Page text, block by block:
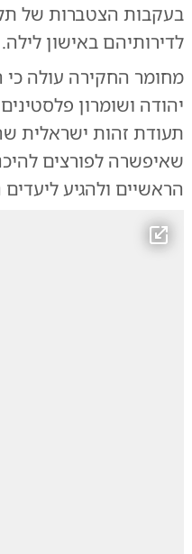
בעקבות הצטברות של
לדירותיהם באישון לילה.
מחומר החקירה עולה כי
יהודה ושומרון
תעודת זהות ישראלית
שאיפשרה לפורצים
הראשיים ולהגיע